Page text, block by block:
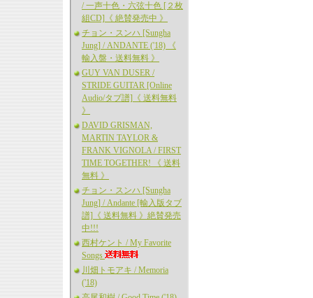
/ 一声十色・六弦十色 [２枚
組CD]《 絶賛発売中 》
チョン・スンハ [Sungha
Jung] / ANDANTE ('18) 《
輸入盤・送料無料 》
GUY VAN DUSER /
STRIDE GUITAR [Online
Audio/タブ譜]《 送料無料
》
DAVID GRISMAN,
MARTIN TAYLOR &
FRANK VIGNOLA / FIRST
TIME TOGETHER! 《 送料
無料 》
チョン・スンハ [Sungha
Jung] / Andante [輸入版タブ
譜]《 送料無料 》絶賛発売
中!!!
西村ケント / My Favorite
Songs
川畑トモアキ / Memoria
('18)